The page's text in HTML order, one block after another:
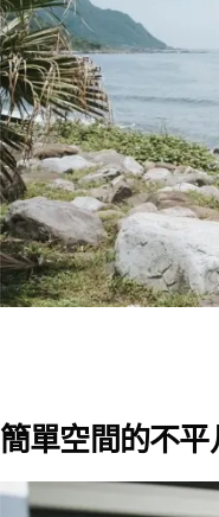
簡單空間的不平